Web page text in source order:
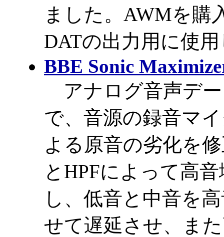
ました。AWMを購
DATの出力用に使
BBE Sonic
アナログ音声デ
で、音源の録音マ
よる原音の劣化を
とHPFによって高
し、低音と中音を
せて遅延させ、ま